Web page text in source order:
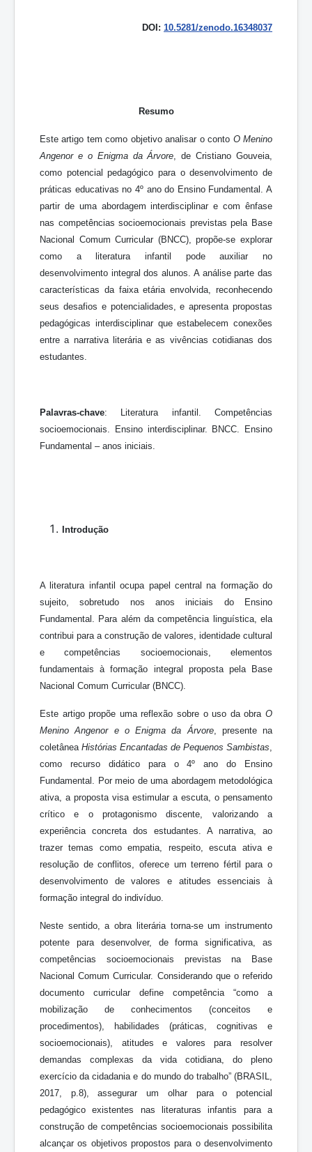
DOI: 10.5281/zenodo.16348037
Resumo
Este artigo tem como objetivo analisar o conto O Menino
Angenor e o Enigma da Árvore , de Cristiano Gouveia,
como potencial pedagógico para o desenvolvimento de
práticas educativas no 4º ano do Ensino Fundamental. A
partir de uma abordagem interdisciplinar e com ênfase
nas competências socioemocionais previstas pela Base
Nacional Comum Curricular (BNCC), propõe-se explorar
como a literatura infantil pode auxiliar no
desenvolvimento integral dos alunos. A análise parte das
características da faixa etária envolvida, reconhecendo
seus desafios e potencialidades, e apresenta propostas
pedagógicas interdisciplinar que estabelecem conexões
entre a narrativa literária e as vivências cotidianas dos
estudantes.
Palavras-chave: Literatura infantil. Competências
socioemocionais. Ensino interdisciplinar. BNCC. Ensino
Fundamental – anos iniciais.
Introdução
A literatura infantil ocupa papel central na formação do
sujeito, sobretudo nos anos iniciais do Ensino
Fundamental. Para além da competência linguística, ela
contribui para a construção de valores, identidade cultural
e competências socioemocionais, elementos
fundamentais à formação integral proposta pela Base
Nacional Comum Curricular (BNCC).
Este artigo propõe uma reflexão sobre o uso da obra O
Menino Angenor e o Enigma da Árvore, presente na
coletânea Histórias Encantadas de Pequenos Sambistas
como recurso didático para o 4º ano do Ensino
Fundamental. Por meio de uma abordagem metodológica
ativa, a proposta visa estimular a escuta, o pensamento
crítico e o protagonismo discente, valorizando a
experiência concreta dos estudantes. A narrativa, ao
trazer temas como empatia, respeito, escuta ativa e
resolução de conflitos, oferece um terreno fértil para o
desenvolvimento de valores e atitudes essenciais à
formação integral do indivíduo.
Neste sentido, a obra literária torna-se um instrumento
potente para desenvolver, de forma significativa, as
competências socioemocionais previstas na Base
Nacional Comum Curricular. Considerando que o referido
documento curricular define competência “como a
mobilização de conhecimentos (conceitos e
procedimentos), habilidades (práticas, cognitivas e
socioemocionais), atitudes e valores para resolver
demandas complexas da vida cotidiana, do pleno
exercício da cidadania e do mundo do trabalho” (BRASIL,
2017, p.8), assegurar um olhar para o potencial
pedagógico existentes nas literaturas infantis para a
construção de competências socioemocionais possibilita
alcançar os objetivos propostos para o desenvolvimento